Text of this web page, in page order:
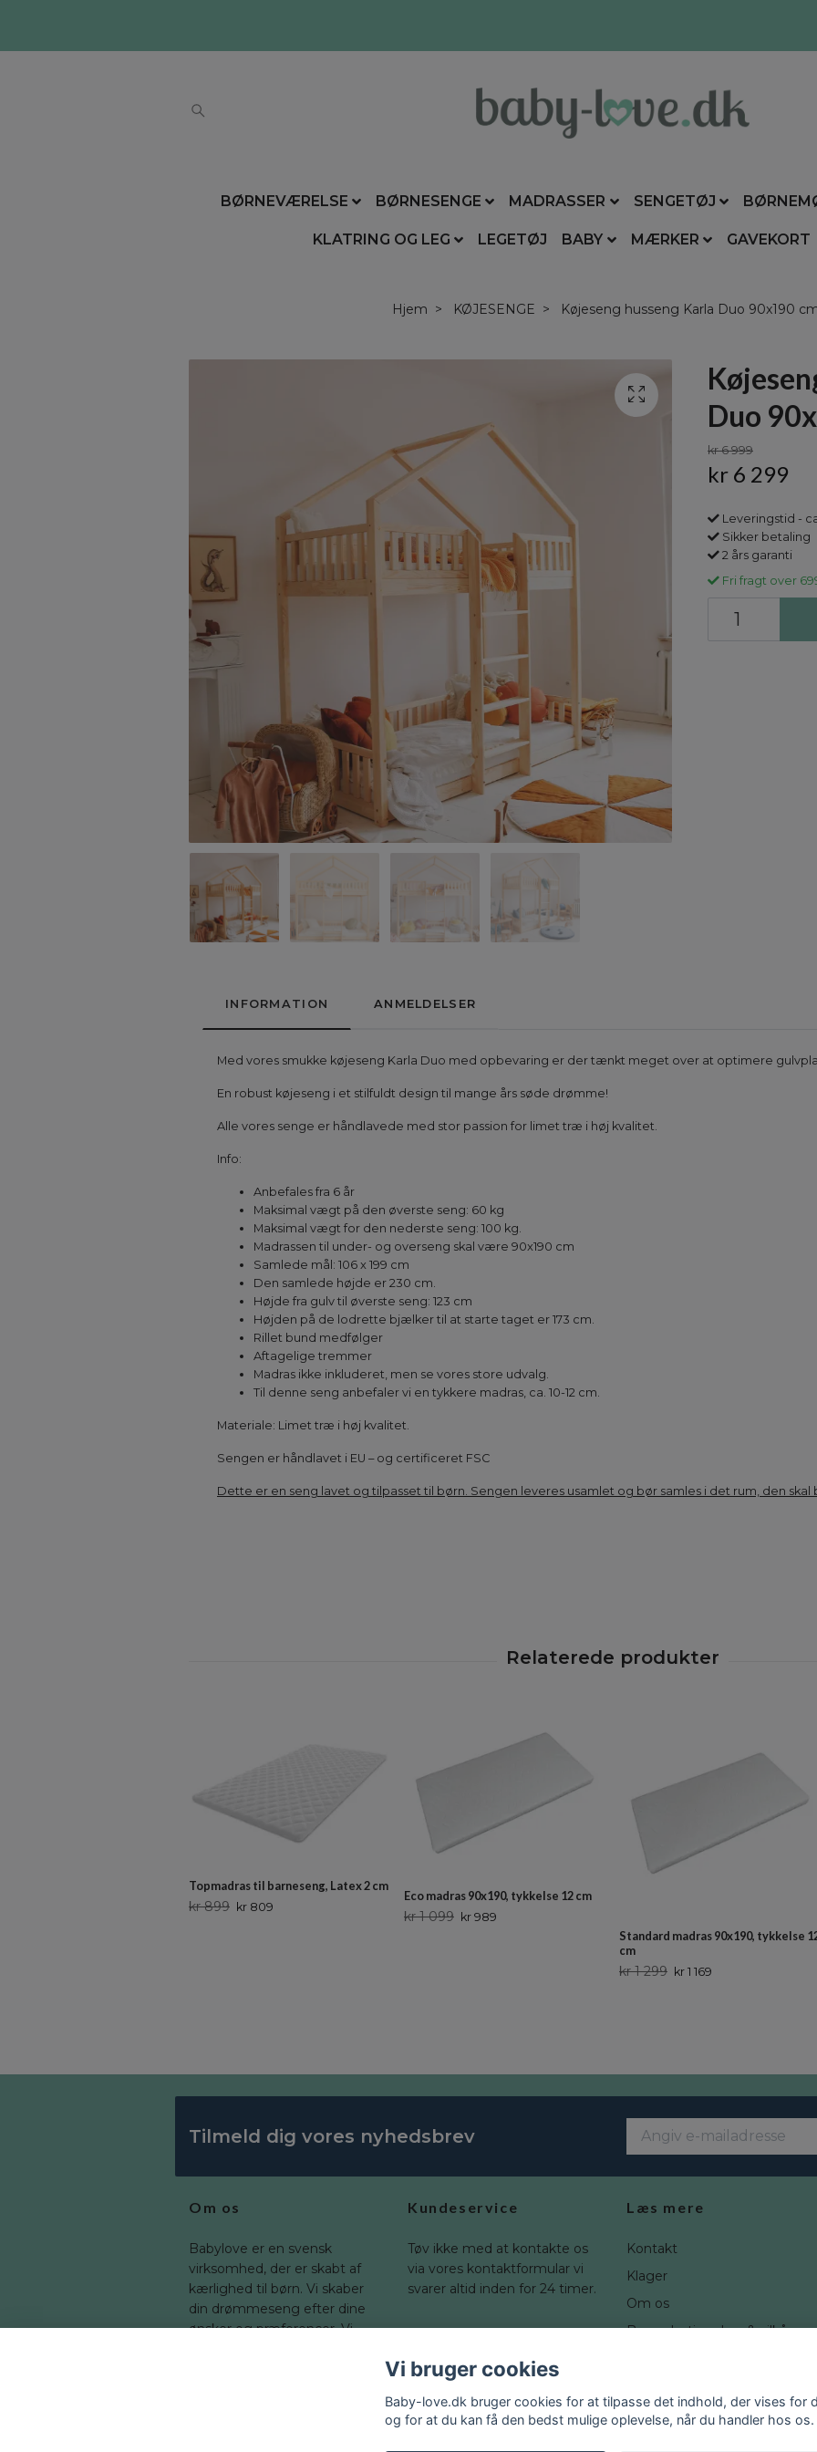
BØRNEVÆRELSE BØRNESENGE MADRASSER SENGETØJ
KLATRING OG LEG LEGETØJ BABY MÆRKER GAVEKORT
Hjem KØJESENGE Køjeseng husseng Karla Duo 90x190
Duo
kr 6 999
kr 6 299
Leveringstid -
Sikker betaling
2 års garanti
Fri fragt over
INFORMATION ANMELDELSER
Med vores smukke køjeseng Karla Duo med opbevaring er der tænkt meget over at optimere
En robust køjeseng i et stilfuldt design til mange års søde drømme!
Alle vores senge er håndlavede med stor passion for limet træ i høj kvalitet.
Info:
Anbefales fra 6 år
Maksimal vægt på den øverste seng: 60 kg
Maksimal vægt for den nederste seng: 100 kg.
Madrassen til under- og overseng skal være 90x190 cm
Samlede mål: 106 x 199 cm
Den samlede højde er 230 cm.
Højde fra gulv til øverste seng: 123 cm
Højden på de lodrette bjælker til at starte taget er 173 cm.
Rillet bund medfølger
Aftagelige tremmer
Madras ikke inkluderet, men se vores store udvalg.
Til denne seng anbefaler vi en tykkere madras, ca. 10-12 cm.
Materiale: Limet træ i høj kvalitet.
Sengen er håndlavet i EU – og certificeret FSC
Dette er en seng lavet og tilpasset til børn. Sengen leveres usamlet og bør samles i det rum, den skal
Topmadras til barneseng, Latex 2 cm
kr 899 kr 809
Eco madras 90x190, tykkelse 12 cm
kr 1 099 kr 989
Standard madras 90x190, tykkelse
cm
kr 1 299 kr 1 169
Tilmeld dig vores nyhedsbrev
Om os
Babylove er en svensk
virksomhed, der er skabt af
kærlighed til børn. Vi skaber
din drømmeseng efter dine
ønsker og præferencer. Vi
Kundeservice
Tøv ikke med at kontakte os
via vores kontaktformular vi
svarer altid inden for 24 timer.
Læs mere
Kontakt
Klager
Om os
Brugerbetingelser & vilkår
Vi bruger cookies
Baby-love.dk bruger cookies for at tilpasse det indhold, der vises for
og for at du kan få den bedst mulige oplevelse, når du handler hos os.